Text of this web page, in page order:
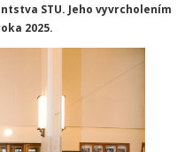
STU. Jeho vyvrcholením
2025.